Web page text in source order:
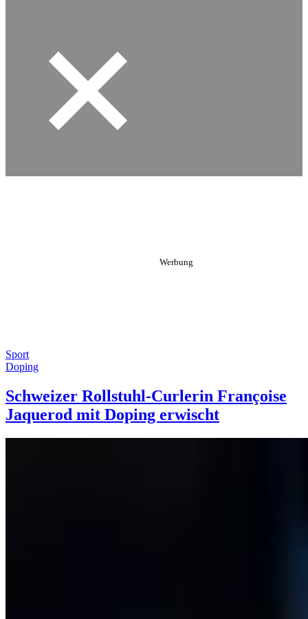
Sport
Doping
Schweizer Rollstuhl-Curlerin Françoise
Jaquerod mit Doping erwischt